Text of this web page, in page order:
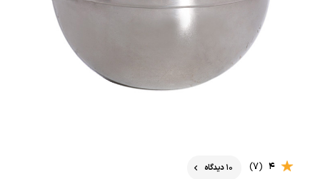
4
(7)
10 دیدگاه